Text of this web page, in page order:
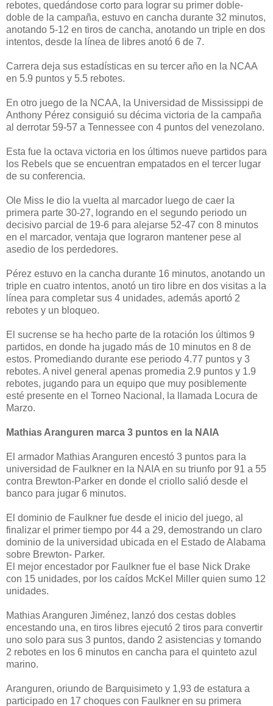
rebotes, quedándose corto para lograr su primer doble-
doble de la campaña, estuvo en cancha durante 32 minutos,
anotando 5-12 en tiros de cancha, anotando un triple en dos
intentos, desde la línea de libres anotó 6 de 7.
Carrera deja sus estadísticas en su tercer año en la NCAA
en 5.9 puntos y 5.5 rebotes.
En otro juego de la NCAA, la Universidad de Mississippi de
Anthony Pérez consiguió su décima victoria de la campaña
al derrotar 59-57 a Tennessee con 4 puntos del venezolano.
Esta fue la octava victoria en los últimos nueve partidos para
los Rebels que se encuentran empatados en el tercer lugar
de su conferencia.
Ole Miss le dio la vuelta al marcador luego de caer la
primera parte 30-27, logrando en el segundo periodo un
decisivo parcial de 19-6 para alejarse 52-47 con 8 minutos
en el marcador, ventaja que lograron mantener pese al
asedio de los perdedores.
Pérez estuvo en la cancha durante 16 minutos, anotando un
triple en cuatro intentos, anotó un tiro libre en dos visitas a la
línea para completar sus 4 unidades, además aportó 2
rebotes y un bloqueo.
El sucrense se ha hecho parte de la rotación los últimos 9
partidos, en donde ha jugado más de 10 minutos en 8 de
estos. Promediando durante ese periodo 4.77 puntos y 3
rebotes. A nivel general apenas promedia 2.9 puntos y 1.9
rebotes, jugando para un equipo que muy posiblemente
esté presente en el Torneo Nacional, la llamada Locura de
Marzo.
Mathias Aranguren marca 3 puntos en la NAIA
El armador Mathias Aranguren encestó 3 puntos para la
universidad de Faulkner en la NAIA en su triunfo por 91 a 55
contra Brewton-Parker en donde el criollo salió desde el
banco para jugar 6 minutos.
El dominio de Faulkner fue desde el inicio del juego, al
finalizar el primer tiempo por 44 a 29, demostrando un claro
dominio de la universidad ubicada en el Estado de Alabama
sobre Brewton- Parker.
El mejor encestador por Faulkner fue el base Nick Drake
con 15 unidades, por los caídos McKel Miller quien sumo 12
unidades.
Mathias Aranguren Jiménez, lanzó dos cestas dobles
encestando una, en tiros libres ejecutó 2 tiros para convertir
uno solo para sus 3 puntos, dando 2 asistencias y tomando
2 rebotes en los 6 minutos en cancha para el quinteto azul
marino.
Aranguren, oriundo de Barquisimeto y 1,93 de estatura a
participado en 17 choques con Faulkner en su primera